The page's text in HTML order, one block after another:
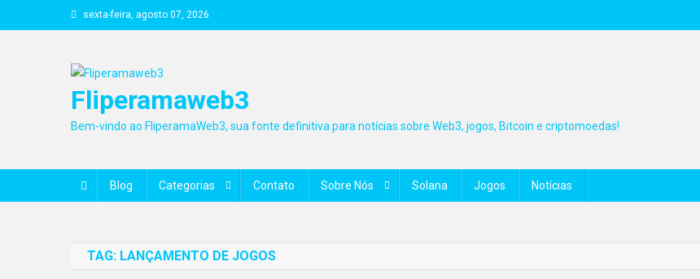
to
sexta-feira, agosto 07, 2026
Fliperamaweb3
Bem-vindo ao FliperamaWeb3, sua fonte definitiva para notícias sobre Web3, jogos, Bitcoin e criptomoedas!
Blog Categorias Contato Sobre Nós Solana Jogos Notícias
TAG: LANÇAMENTO DE JOGOS